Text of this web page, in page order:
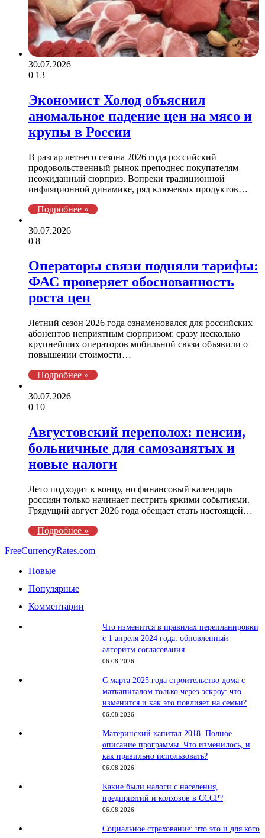
30.07.2026
0 13
Экономист Холод объяснил
аномальное падение цен на мясо и
крупы в России
В разгар летнего сезона 2026 года российский
продовольственный рынок преподнес покупателям
неожиданный сюрприз. Вопреки традиционной
инфляционной динамике, ряд ключевых продуктов…
Подробнее »
30.07.2026
0 8
Операторы связи подняли тарифы:
ФАС проверяет обоснованность
роста цен
Летний сезон 2026 года ознаменовался для российских
абонентов неприятным сюрпризом: сразу несколько
крупнейших операторов мобильной связи объявили о
повышении стоимости…
Подробнее »
30.07.2026
0 10
Августовский переполох: пенсии,
больничные для самозанятых и
новые налоги
Лето подходит к концу, но финансовый календарь
россиян только начинает пестрить яркими событиями.
Грядущий август 2026 года обещает стать настоящей…
Подробнее »
FreeCurrencyRates.com
Новые
Популярные
Комментарии
Что изменится в правилах перепланировки
с 1 апреля 2024 года: обновленный
алгоритм согласования
06.08.2026
С марта 2025 года строительство дома с
маткапиталом только через эскроу: что
изменится и как это повлияет на семьи?
06.08.2026
Материнский капитал 2018. Полное
описание программы. Что изменилось, и
как правильно использовать?
06.08.2026
Какие были налоги с населения,
предприятий и колхозов в СССР?
06.08.2026
Социальное страхование: что это и для кого